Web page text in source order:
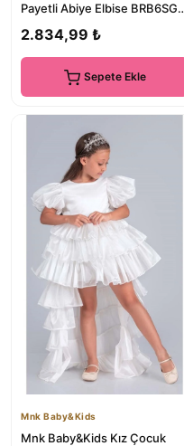
Payetli Abiye Elbise BRB6SG-
2.834,99 ₺
Sepete Ekle
Mnk Baby&Kids
Mnk Baby&Kids Kız Çocuk